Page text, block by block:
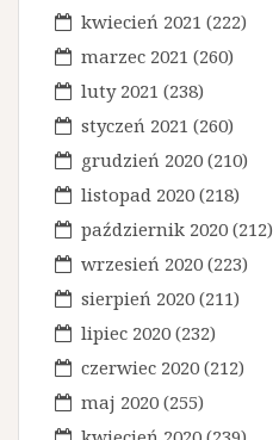
kwiecień 2021 (222)
marzec 2021 (260)
luty 2021 (238)
styczeń 2021 (260)
grudzień 2020 (210)
listopad 2020 (218)
październik 2020 (212)
wrzesień 2020 (223)
sierpień 2020 (211)
lipiec 2020 (232)
czerwiec 2020 (212)
maj 2020 (255)